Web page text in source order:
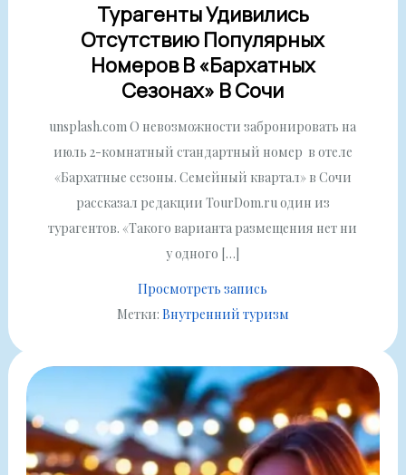
Турагенты Удивились
Отсутствию Популярных
Номеров В «Бархатных
Сезонах» В Сочи
unsplash.com О невозможности забронировать на
июль 2-комнатный стандартный номер в отеле
«Бархатные сезоны. Семейный квартал» в Сочи
рассказал редакции TourDom.ru один из
турагентов. «Такого варианта размещения нет ни
у одного […]
Просмотреть запись
Метки: Внутренний туризм